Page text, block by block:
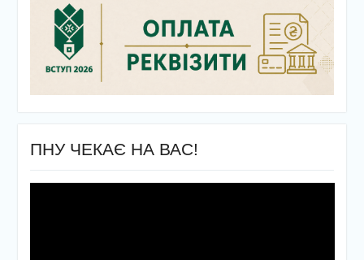
ПНУ ЧЕКАЄ НА ВАС!